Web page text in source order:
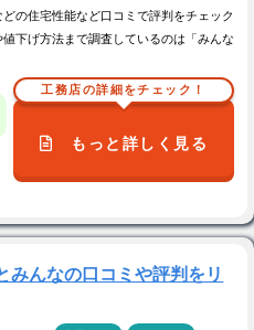
の住宅性能など口コミで評判をチェック
下げ方法まで調査しているのは「みんな
工務店の詳細をチェック！
もっと詳しく見る
みんなの口コミや評判をリ